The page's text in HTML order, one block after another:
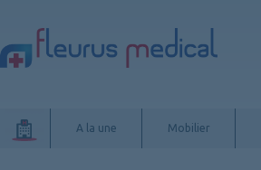
A la une Mobilier